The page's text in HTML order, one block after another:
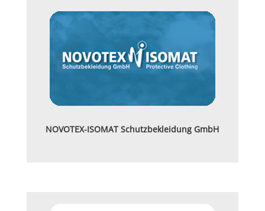
NOVOTEX-ISOMAT Schutzbekleidung GmbH